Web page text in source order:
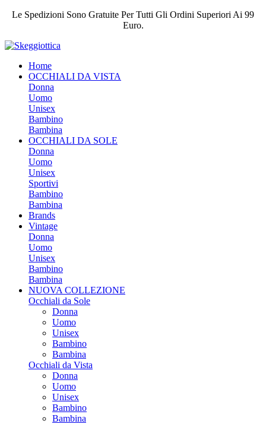
Le Spedizioni Sono Gratuite Per Tutti Gli Ordini Superiori Ai 99
Euro.
Home
OCCHIALI DA VISTA
Donna
Uomo
Unisex
Bambino
Bambina
OCCHIALI DA SOLE
Donna
Uomo
Unisex
Sportivi
Bambino
Bambina
Brands
Vintage
Donna
Uomo
Unisex
Bambino
Bambina
NUOVA COLLEZIONE
Occhiali da Sole
Donna
Uomo
Unisex
Bambino
Bambina
Occhiali da Vista
Donna
Uomo
Unisex
Bambino
Bambina